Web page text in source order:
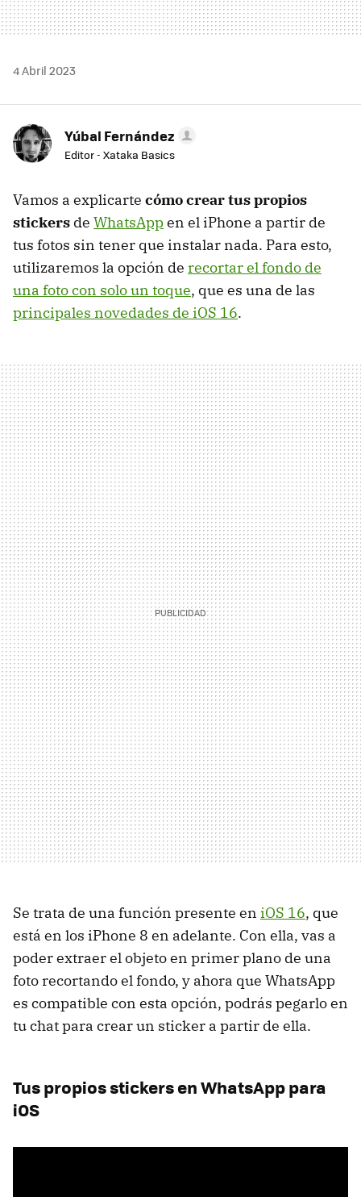
4 Abril 2023
Yúbal Fernández
Editor - Xataka Basics
Vamos a explicarte cómo crear tus propios
stickers de WhatsAppen el iPhone a partir de
tus fotos sin tener que instalar nada. Para esto,
utilizaremos la opción de recortar el fondo de
una foto con solo un toque, que es una de las
principales novedades de iOS 16.
Se trata de una función presente en iOS 16, que
está en los iPhone 8 en adelante. Con ella, vas a
poder extraer el objeto en primer plano de una
foto recortando el fondo, y ahora que WhatsApp
es compatible con esta opción, podrás pegarlo en
tu chat para crear un sticker a partir de ella.
Tus propios stickers en WhatsApp para
iOS